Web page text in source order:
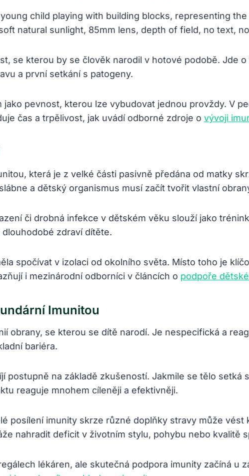
se kterou by se člověk narodil v hotové podobě. Jde
a první setkání s patogeny.
pevnost, kterou lze vybudovat jednou provždy. V
čas a trpělivost, jak uvádí odborné zdroje o vývoji
která je z velké části pasivně předána od matky
a dětský organismus musí začít tvořit vlastní
či drobná infekce v dětském věku slouží jako
zdraví dítěte.
spočívat v izolaci od okolního světa. Místo toho je
i mezinárodní odborníci v článcích o podpoře
Imunitou
obrany, se kterou se dítě narodí. Je nespecifická a
bariéra.
postupně na základě zkušeností. Jakmile se tělo
reaguje mnohem cíleněji a efektivněji.
posílení imunity skrze různé doplňky stravy může
nahradit deficit v životním stylu, pohybu nebo kvalitě
lékáren, ale skutečná podpora imunity začíná u